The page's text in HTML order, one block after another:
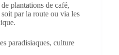
plantations de café,
par la route ou via les